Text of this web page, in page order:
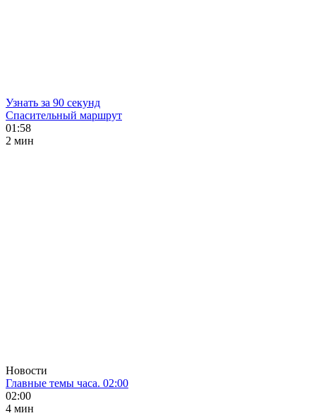
Узнать за 90 секунд
Спасительный маршрут
01:58
2 мин
Новости
Главные темы часа. 02:00
02:00
4 мин